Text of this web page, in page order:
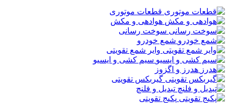
قطعات موتوری
هوادهی و مکش
سوخت رسانی
شمع خودرو
وایر شمع تقویتی
سیم کشی و ایسیو
هدرز و اگزوز
گیربکس تقویتی
تبدیل و فلنچ
پکیج تقویتی